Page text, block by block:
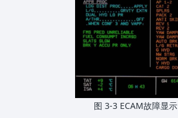
图 3-3 ECAM故障显示